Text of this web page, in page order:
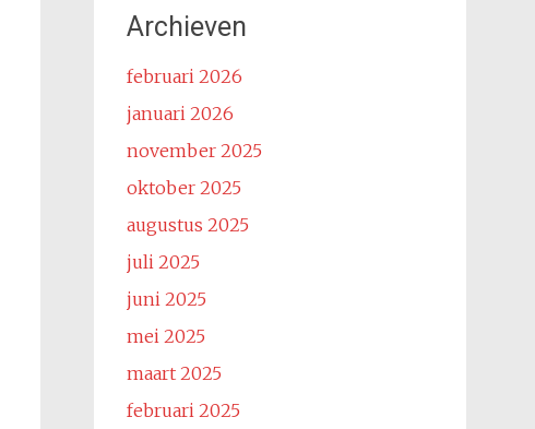
Archieven
februari 2026
januari 2026
november 2025
oktober 2025
augustus 2025
juli 2025
juni 2025
mei 2025
maart 2025
februari 2025